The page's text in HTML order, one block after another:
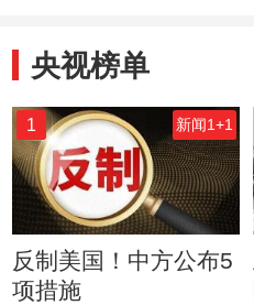
央视榜单
1 新闻1+1
反制美国！中方公布5
项措施